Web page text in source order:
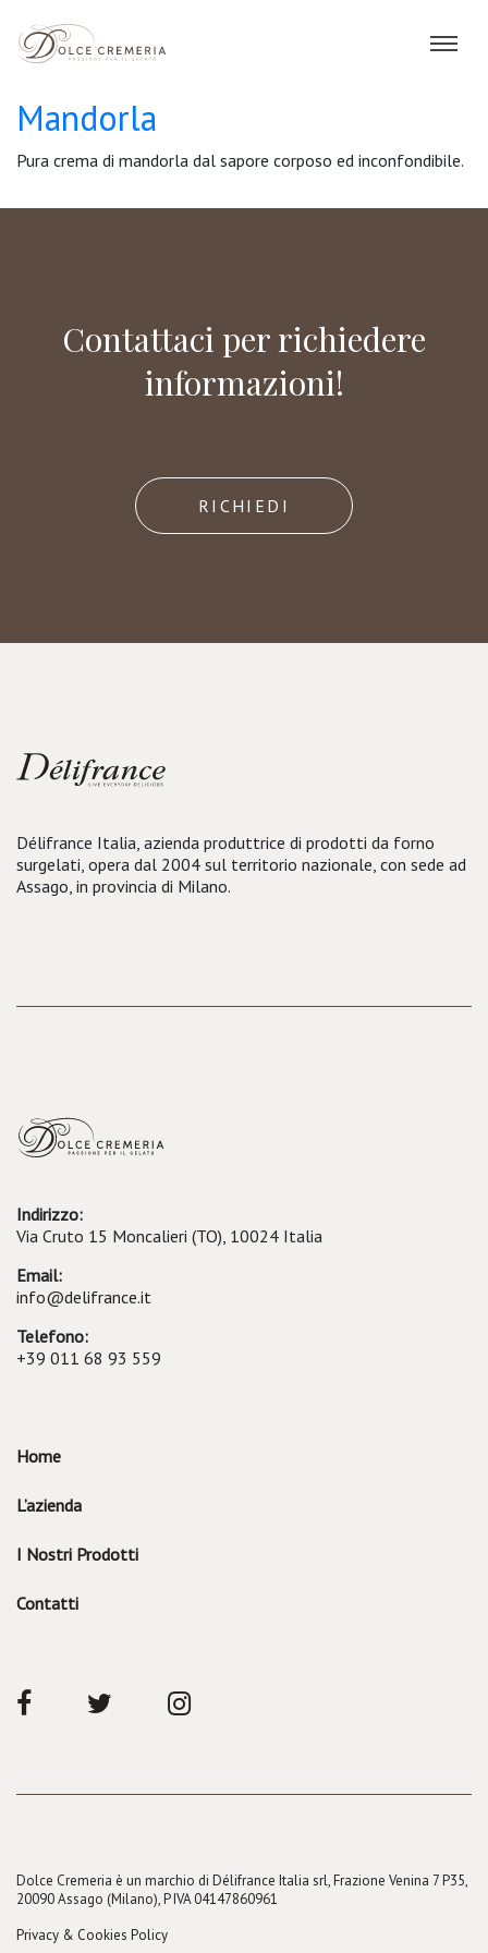
Mandorla
Pura crema di mandorla dal sapore corposo ed inconfondibile.
Contattaci per richiedere
informazioni!
RICHIEDI
Délifrance Italia, azienda produttrice di prodotti da forno
surgelati, opera dal 2004 sul territorio nazionale, con sede ad
Assago, in provincia di Milano.
Indirizzo:
Via Cruto 15 Moncalieri (TO), 10024 Italia
Email:
info@delifrance.it
Telefono:
+39 011 68 93 559
Home
L’azienda
I Nostri Prodotti
Contatti
Dolce Cremeria è un marchio di Délifrance Italia srl, Frazione Venina 7 P35,
20090 Assago (Milano), P IVA 04147860961
Privacy & Cookies Policy